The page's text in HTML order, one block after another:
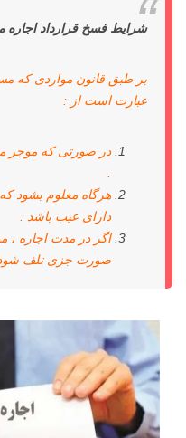
شرایط فسخ قرارداد اجاره
بر طبق قانون مواردی که
عبارت است از :
در صورتی که موجر
هرگاه معلوم بشود
دارای عیب باشد .
اگر در مدت اجاره ،
صورت جزی تلف شود